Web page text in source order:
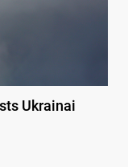
Ukrainai